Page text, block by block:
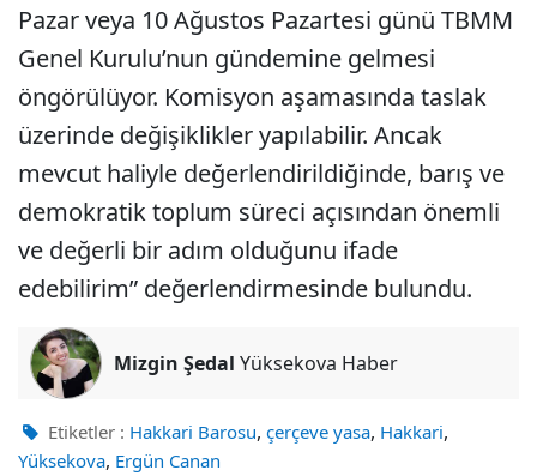
Pazar veya 10 Ağustos Pazartesi günü TBMM
Genel Kurulu’nun gündemine gelmesi
öngörülüyor. Komisyon aşamasında taslak
üzerinde değişiklikler yapılabilir. Ancak
mevcut haliyle değerlendirildiğinde, barış ve
demokratik toplum süreci açısından önemli
ve değerli bir adım olduğunu ifade
edebilirim” değerlendirmesinde bulundu.
Mizgin Şedal Yüksekova Haber
Etiketler : Hakkari Barosu, çerçeve yasa, Hakkari,
Yüksekova, Ergün Canan